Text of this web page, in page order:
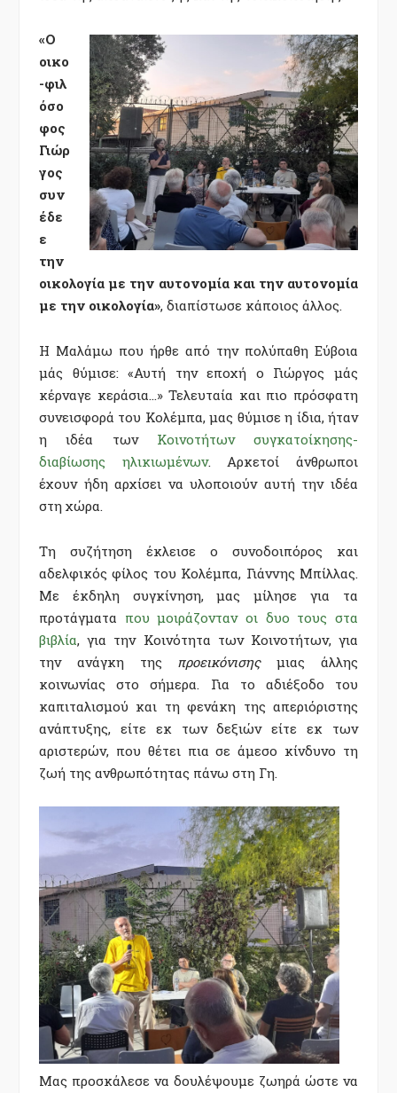
«Ο
οικο
-φιλ
όσο
φος
Γιώρ
γος
συν
έδε
ε
την
οικολογία με την αυτονομία και την αυτονομία
με την οικολογία», διαπίστωσε κάποιος άλλος.
Η Μαλάμω που ήρθε από την πολύπαθη Εύβοια
μάς θύμισε: «Αυτή την εποχή ο Γιώργος μάς
κέρναγε κεράσια…» Τελευταία και πιο πρόσφατη
συνεισφορά του Κολέμπα, μας θύμισε η ίδια, ήταν
η ιδέα των Κοινοτήτων συγκατοίκησης-
διαβίωσης ηλικιωμένων. Αρκετοί άνθρωποι
έχουν ήδη αρχίσει να υλοποιούν αυτή την ιδέα
στη χώρα.
Τη συζήτηση έκλεισε ο συνοδοιπόρος και
αδελφικός φίλος του Κολέμπα, Γιάννης Μπίλλας.
Με έκδηλη συγκίνηση, μας μίλησε για τα
προτάγματα που μοιράζονταν οι δυο τους στα
βιβλία, για την Κοινότητα των Κοινοτήτων, για
την ανάγκη της προεικόνισηςμιας άλλης
κοινωνίας στο σήμερα. Για το αδιέξοδο του
καπιταλισμού και τη φενάκη της απεριόριστης
ανάπτυξης, είτε εκ των δεξιών είτε εκ των
αριστερών, που θέτει πια σε άμεσο κίνδυνο τη
ζωή της ανθρωπότητας πάνω στη Γη.
Μας προσκάλεσε να δουλέψουμε ζωηρά ώστε να